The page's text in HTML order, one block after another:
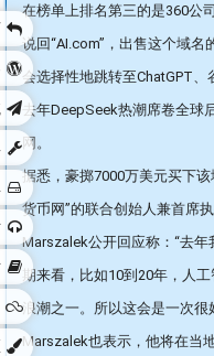
在榜单上排名第三的是360公
说回“AI.com”，出售这个域
会选择性地跳转至ChatGPT、
去年DeepSeek热潮席卷全球
网。
据悉，豪掷7000万美元买下
货币网”的联合创始人兼首席
Marszalek公开回应称：“去
期来看，比如10到20年，人
浪潮之一。所以这会是一次很
Marszalek也表示，他将在当